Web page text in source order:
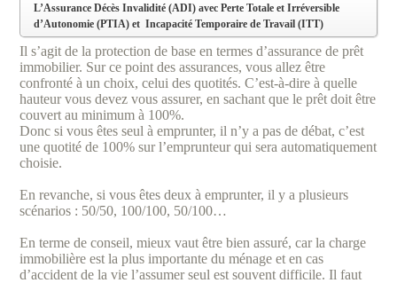
L’Assurance Décès Invalidité (ADI) avec Perte Totale et Irréversible
d’Autonomie (PTIA) et Incapacité Temporaire de Travail (ITT)
Il s’agit de la protection de base en termes d’assurance de prêt
immobilier. Sur ce point des assurances, vous allez être
confronté à un choix, celui des quotités. C’est-à-dire à quelle
hauteur vous devez vous assurer, en sachant que le prêt doit être
couvert au minimum à 100%.
Donc si vous êtes seul à emprunter, il n’y a pas de débat, c’est
une quotité de 100% sur l’emprunteur qui sera automatiquement
choisie.
En revanche, si vous êtes deux à emprunter, il y a plusieurs
scénarios : 50/50, 100/100, 50/100…
En terme de conseil, mieux vaut être bien assuré, car la charge
immobilière est la plus importante du ménage et en cas
d’accident de la vie l’assumer seul est souvent difficile. Il faut